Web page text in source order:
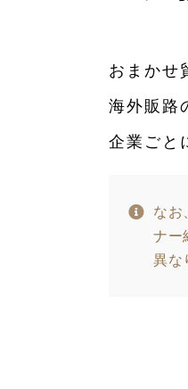
おまかせ
海外販路
企業ごと
なお
ナー
異な